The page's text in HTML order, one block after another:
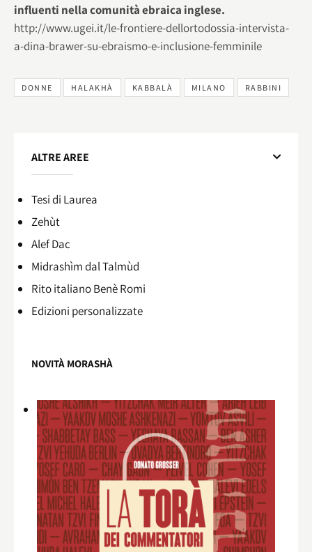
influenti nella comunità ebraica inglese.
http://www.ugei.it/le-frontiere-dellortodossia-intervista-
a-dina-brawer-su-ebraismo-e-inclusione-femminile
DONNE HALAKHÀ KABBALÀ MILANO RABBINI
ALTRE AREE
Tesi di Laurea
Zehùt
Alef Dac
Midrashìm dal Talmùd
Rito italiano Benè Romi​
Edizioni personalizzate
NOVITÀ MORASHÀ